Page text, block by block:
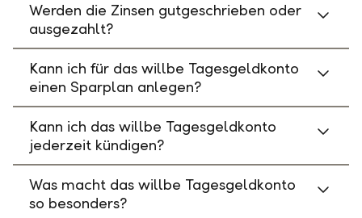
Werden die Zinsen gutgeschrieben oder
ausgezahlt?
Kann ich für das willbe Tagesgeldkonto
einen Sparplan anlegen?
Kann ich das willbe Tagesgeldkonto
jederzeit kündigen?
Was macht das willbe Tagesgeldkonto
so besonders?